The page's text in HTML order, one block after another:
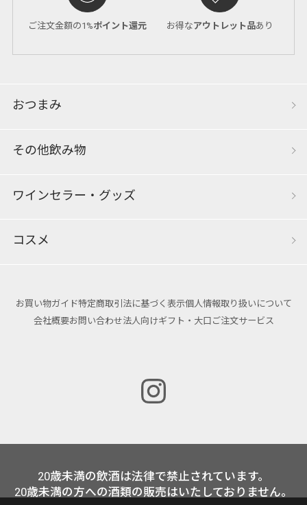
ご注文金額の1%ポイント還元 お得なアウトレット品あり
おつまみ
その他飲み物
ワインセラー・グッズ
コスメ
お買い物ガイド特定商取引法に基づく表示個人情報取り扱いについて
会社概要お問い合わせ法人向けギフト・大口ご注文サービス
20歳未満の飲酒は法律で禁止されています。
20歳未満の方への酒類の販売はいたしておりません。